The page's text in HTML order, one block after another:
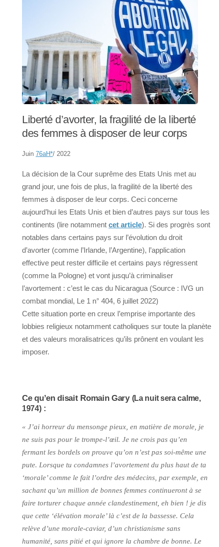
Liberté d’avorter, la fragilité de la liberté
des femmes à disposer de leur corps
Juin 76aH*/ 2022
La décision de la Cour suprême des Etats Unis met au
grand jour, une fois de plus, la fragilité de la liberté des
femmes à disposer de leur corps. Ceci concerne
aujourd’hui les Etats Unis et bien d’autres pays sur tous les
continents (lire notamment cet article). Si des progrès sont
notables dans certains pays sur l’évolution du droit
d’avorter (comme l’Irlande, l’Argentine), l’application
effective peut rester difficile et certains pays régressent
(comme la Pologne) et vont jusqu’à criminaliser
l’avortement : c’est le cas du Nicaragua (Source : IVG un
combat mondial, Le 1 n° 404, 6 juillet 2022)
Cette situation porte en creux l’emprise importante des
lobbies religieux notamment catholiques sur toute la planète
et des valeurs moralisatrices qu’ils prônent en voulant les
imposer.
Ce qu’en disait Romain Gary (La nuit sera calme,
1974):
« J’ai horreur du mensonge pieux, en matière de morale, je
ne suis pas pour le trompe-l’œil. Je ne crois pas qu’en
fermant les bordels on prouve qu’on n’est pas soi-même une
pute. Lorsque tu condamnes l’avortement du plus haut de ta
‘morale’ comme le fait l’ordre des médecins, par exemple, en
sachant qu’un million de bonnes femmes continueront à se
faire torturer chaque année clandestinement, eh bien ! je dis
que cette ‘élévation morale’ là c’est de la bassesse. Cela
relève d’une morale-caviar, d’un christianisme sans
humanité, sans pitié et qui ignore la chambre de bonne. Le